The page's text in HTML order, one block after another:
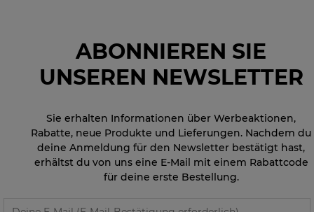
ABONNIEREN SIE
UNSEREN NEWSLETTER
Sie erhalten Informationen über Werbeaktionen,
Rabatte, neue Produkte und Lieferungen. Nachdem du
deine Anmeldung für den Newsletter bestätigt hast,
erhältst du von uns eine E-Mail mit einem Rabattcode
für deine erste Bestellung.